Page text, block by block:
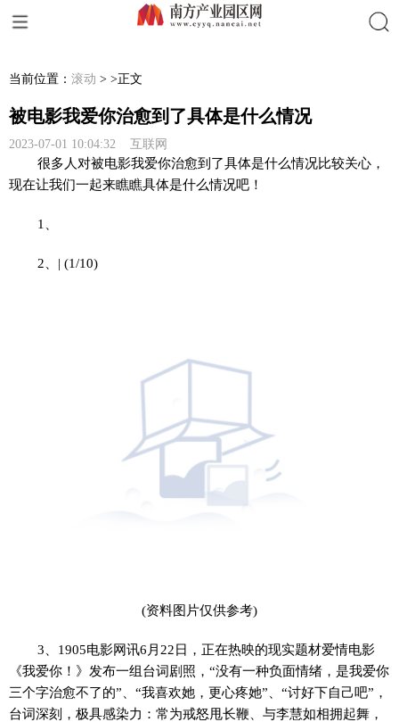
当前位置： 滚动 > >正文
被电影我爱你治愈到了具体是什么情况
2023-07-01 10:04:32 互联网
很多人对被电影我爱你治愈到了具体是什么情况比较关心，
现在让我们一起来瞧瞧具体是什么情况吧！
1、
2、| (1/10)
(资料图片仅供参考)
3、1905电影网讯6月22日，正在热映的现实题材爱情电影
《我爱你！》发布一组台词剧照，“没有一种负面情绪，是我爱你
三个字治愈不了的”、“我喜欢她，更心疼她”、“讨好下自己吧”，
台词深刻，极具感染力：常为戒怒甩长鞭、与李慧如相拥起舞，